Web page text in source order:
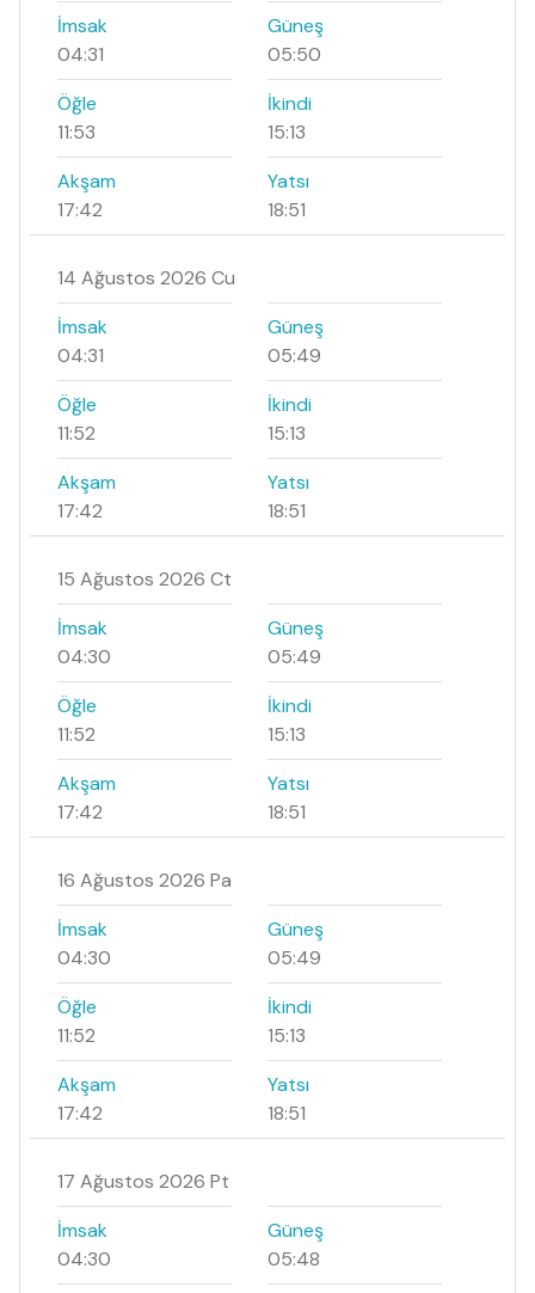
İmsak
04:31
Güneş
05:50
Öğle
11:53
İkindi
15:13
Akşam
17:42
Yatsı
18:51
14 Ağustos 2026 Cu
İmsak
04:31
Güneş
05:49
Öğle
11:52
İkindi
15:13
Akşam
17:42
Yatsı
18:51
15 Ağustos 2026 Ct
İmsak
04:30
Güneş
05:49
Öğle
11:52
İkindi
15:13
Akşam
17:42
Yatsı
18:51
16 Ağustos 2026 Pa
İmsak
04:30
Güneş
05:49
Öğle
11:52
İkindi
15:13
Akşam
17:42
Yatsı
18:51
17 Ağustos 2026 Pt
İmsak
04:30
Güneş
05:48